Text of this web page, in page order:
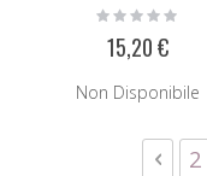
Rating:
15,20 €
Non Disponibile
Pagina2